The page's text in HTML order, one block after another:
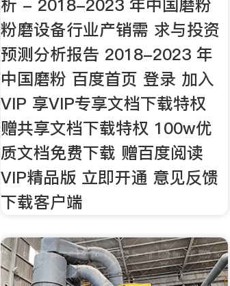
析 - 2018-2023 年中国磨粉
粉磨设备行业产销需 求与投资
预测分析报告 2018-2023 年
中国磨粉 百度首页 登录 加入
VIP 享VIP专享文档下载特权
赠共享文档下载特权 100w优
质文档免费下载 赠百度阅读
VIP精品版 立即开通 意见反馈
下载客户端